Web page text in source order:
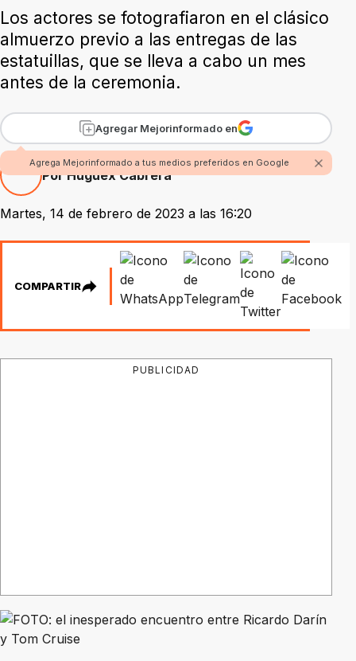
Los actores se fotografiaron en el clásico
almuerzo previo a las entregas de las
estatuillas, que se lleva a cabo un mes
antes de la ceremonia.
Agregar Mejorinformado en
Agrega Mejorinformado a tus medios preferidos en Google
Por Huguex Cabrera
Martes, 14 de febrero de 2023 a las 16:20
COMPARTIR
PUBLICIDAD